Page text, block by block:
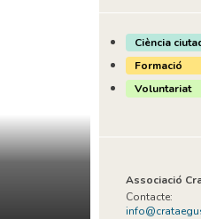
Ciència
Formació
Voluntariat
Associació
Contacte: